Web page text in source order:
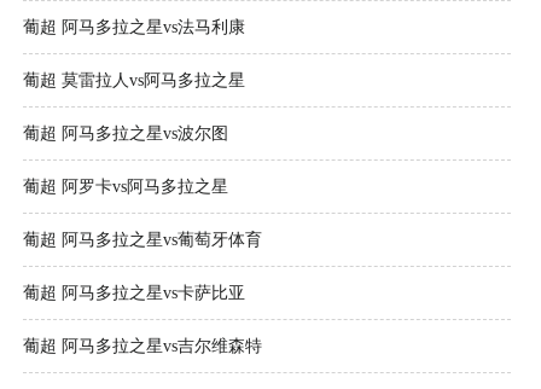
葡超 阿马多拉之星vs法马利康
葡超 莫雷拉人vs阿马多拉之星
葡超 阿马多拉之星vs波尔图
葡超 阿罗卡vs阿马多拉之星
葡超 阿马多拉之星vs葡萄牙体育
葡超 阿马多拉之星vs卡萨比亚
葡超 阿马多拉之星vs吉尔维森特